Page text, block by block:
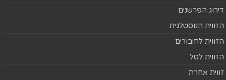
דירוג הפרשנים
הזווית הנוסטלגית
הזווית לחיבורים
הזווית לסל
זווית אחרת